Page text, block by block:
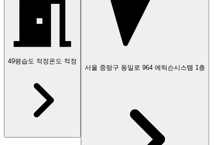
49평 습도 적정 온도 적정
서울 중랑구 동일로 964 에릭슨시스템 1층